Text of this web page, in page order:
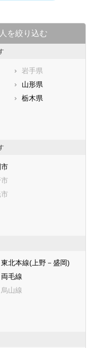
を絞り込む
岩手県
山形県
栃木県
宮崎県
市
郡益子町
郡市貝町
賀郡壬生町
那須町
東北本線(上野－盛岡)
両毛線
烏山線
怒川線